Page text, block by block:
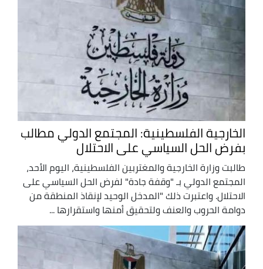
الخارجية الفلسطينية: المجتمع الدولي مطالب
بفرض الحل السياسي على الاحتلال
طالبت وزارة الخارجية والمغتربين الفلسطينية، اليوم الأحد،
المجتمع الدولي بـ "وقفة جادة" لفرض الحل السياسي على
الاحتلال. واعتبرت ذلك "المدخل الوحيد لإنقاذ المنطقة من
دوامة الحروب والعنف ولتحقيق أمنها واستقرارها ...